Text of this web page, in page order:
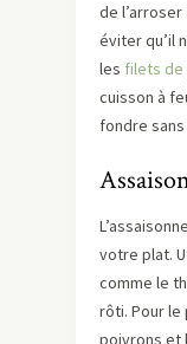
de
éviter qu’il
les filets de
cuisson à
fondre
votre plat.
comme le
rôti. Pour le
poivrons et